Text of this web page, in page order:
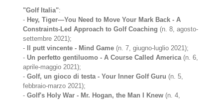
"Golf Italia":
- Hey, Tiger—You Need to Move Your Mark Back - A
Constraints-Led Approach to Golf Coaching (n. 8, agosto-
settembre 2021);
-
Il putt vincente - Mind Game (n. 7, giugno-luglio 2021);
-Un perfetto gentiluomo - A Course Called America(n. 6,
aprile-maggio 2021);
-Golf, un gioco di testa - Your Inner Golf Guru (n. 5,
febbraio-marzo 2021);
-Golf's Holy War - Mr. Hogan, the Man I Knew (n. 4,